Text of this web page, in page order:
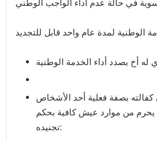
في حالة عدم أداء الواجب الوطني
الوطنية لمدة عام واحد قابل للتجديد
بصفة فعلية أحد الأشخاص
يحرم من موارد عيش كافية بحكم
تجنيده: